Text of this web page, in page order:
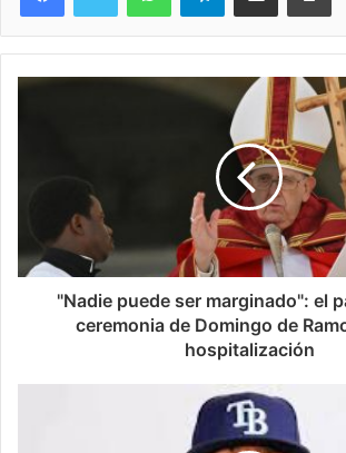
"Nadie puede ser marginado": el
ceremonia de Domingo de
hospitalización